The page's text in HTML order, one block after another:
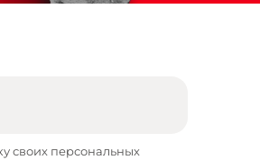
своих персональных